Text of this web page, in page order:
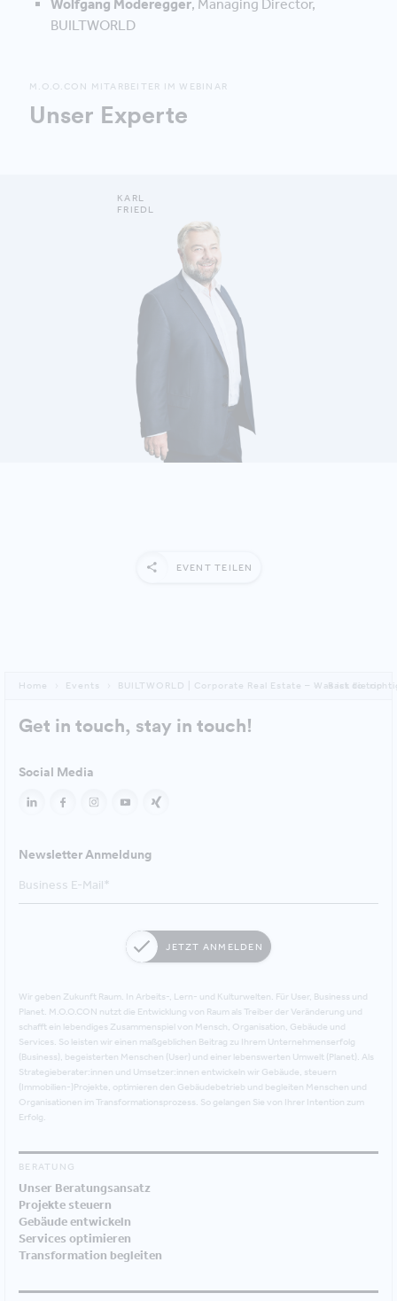
Wolfgang Moderegger, Managing Director,
BUILTWORLD
M.O.O.CON MITARBEITER IM WEBINAR
Unser Experte
MEHR ERFAHREN
KARL
FRIEDL
EVENT TEILEN
Home Events BUILTWORLD | Corporate Real Estate – Was ist die
Back to top
Get in touch, stay in touch!
Social Media
Newsletter Anmeldung
JETZT ANMELDEN
Wir geben Zukunft Raum. In Arbeits-, Lern- und Kulturwelten. Für User, Business und
Planet. M.O.O.CON nutzt die Entwicklung von Raum als Treiber der Veränderung und
schafft ein lebendiges Zusammenspiel von Mensch, Organisation, Gebäude und
Services. So leisten wir einen maßgeblichen Beitrag zu Ihrem Unternehmenserfolg
(Business), begeisterten Menschen (User) und einer lebenswerten Umwelt (Planet). Als
Strategieberater:innen und Umsetzer:innen entwickeln wir Gebäude, steuern
(Immobilien-)Projekte, optimieren den Gebäudebetrieb und begleiten Menschen und
Organisationen im Transformationsprozess. So gelangen Sie von Ihrer Intention zum
Erfolg.
BERATUNG
Unser Beratungsansatz
Projekte steuern
Gebäude entwickeln
Services optimieren
Transformation begleiten